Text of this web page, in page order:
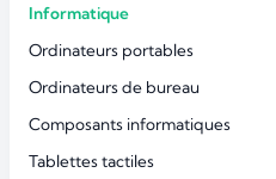
Informatique
Ordinateurs portables
Ordinateurs de bureau
Composants informatiques
Tablettes tactiles